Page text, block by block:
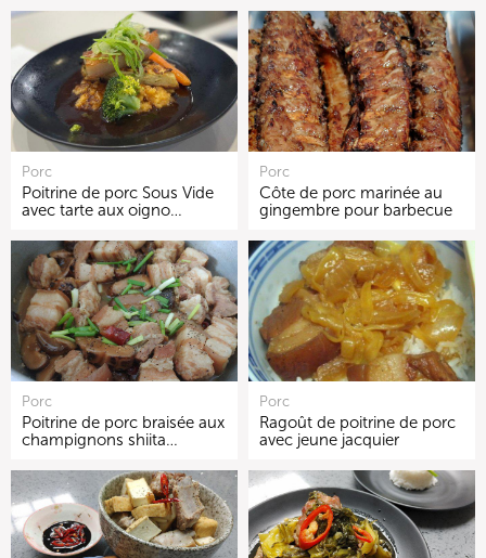
Porc
Poitrine de porc Sous Vide
avec tarte aux oigno…
Porc
Côte de porc marinée au
gingembre pour barbecue
Porc
Poitrine de porc braisée aux
champignons shiita…
Porc
Ragoût de poitrine de porc
avec jeune jacquier